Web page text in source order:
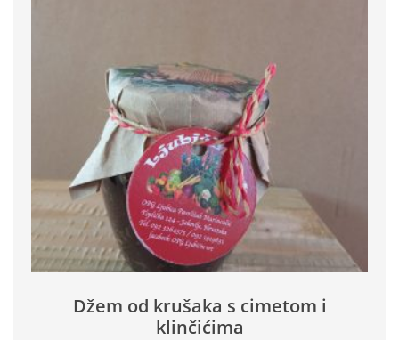
Džem od krušaka s cimetom i
klinčićima